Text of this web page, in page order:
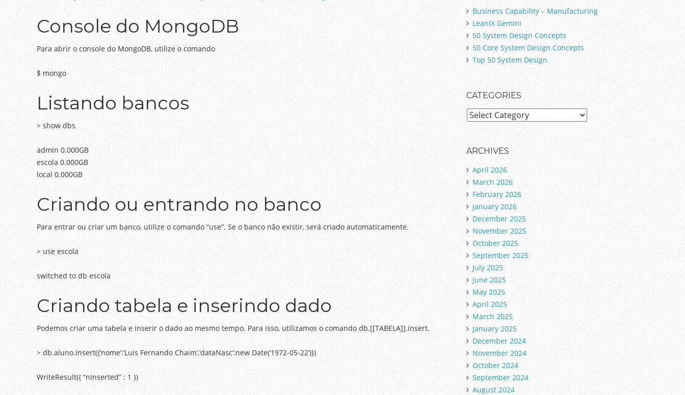
Console do MongoDB
Para abrir o console do MongoDB, utilize o comando
$ mongo
Listando bancos
> show dbs
admin 0.000GB
escola 0.000GB
local 0.000GB
Criando ou entrando no banco
Para entrar ou criar um banco, utilize o comando “use”. Se o banco não existir, será criado automaticamente.
> use escola
switched to db escola
Criando tabela e inserindo dado
Podemos criar uma tabela e inserir o dado ao mesmo tempo. Para isso, utilizamos o comando db.[[TABELA]].insert.
> db.aluno.insert({‘nome’:’Luis Fernando Chaim’,’dataNasc’:new Date(‘1972-05-22’)})
WriteResult({ “nInserted” : 1 })
Business Capability – Manufacturing
LeanIX Gemini
50 System Design Concepts
50 Core System Design Concepts
Top 50 System Design
CATEGORIES
C
t
e
o
r
i
e
s
ARCHIVES
April 2026
March 2026
February 2026
January 2026
December 2025
November 2025
October 2025
September 2025
July 2025
June 2025
May 2025
April 2025
March 2025
January 2025
December 2024
November 2024
October 2024
September 2024
August 2024